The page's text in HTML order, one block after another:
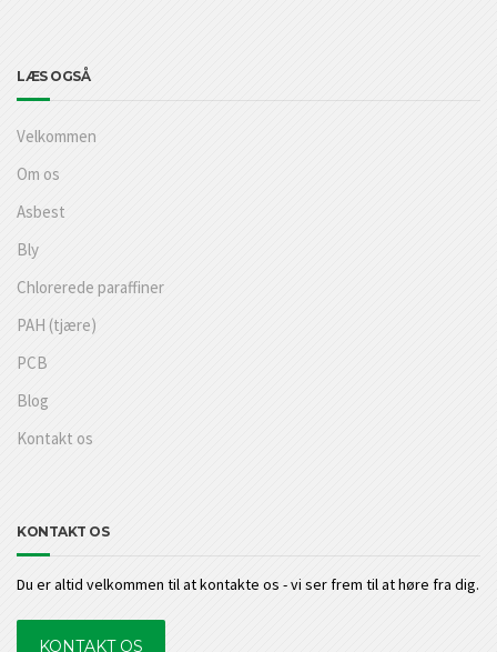
LÆS OGSÅ
Velkommen
Om os
Asbest
Bly
Chlorerede paraffiner
PAH (tjære)
PCB
Blog
Kontakt os
KONTAKT OS
Du er altid velkommen til at kontakte os - vi ser frem til at høre fra dig.
KONTAKT OS